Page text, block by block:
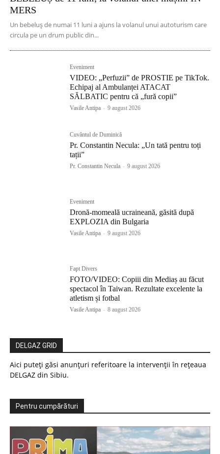
MERS
Un bebeluș de numai 11 luni a ajuns la volanul unui autoturism care
circula pe un drum public din...
Eveniment
VIDEO: „Perfuzii” de PROSTIE pe TikTok.
Echipaj al Ambulanței ATACAT
SĂLBATIC pentru că „fură copii”
Vasile Antipa - 9 august 2026
Cuvântul de Duminică
Pr. Constantin Necula: „Un tată pentru toți
tații”
Pr. Constantin Necula - 9 august 2026
Eveniment
Dronă-momeală ucraineană, găsită după
EXPLOZIA din Bulgaria
Vasile Antipa - 9 august 2026
Fapt Divers
FOTO/VIDEO: Copiii din Mediaș au făcut
spectacol în Taiwan. Rezultate excelente la
atletism și fotbal
Vasile Antipa - 8 august 2026
DELGAZ GRID
Aici puteți găsi anunțuri referitoare la intervenții în rețeaua
DELGAZ din Sibiu.
Pentru cumpărături